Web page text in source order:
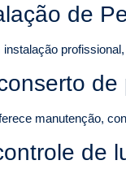
de
de
manutenção,
de